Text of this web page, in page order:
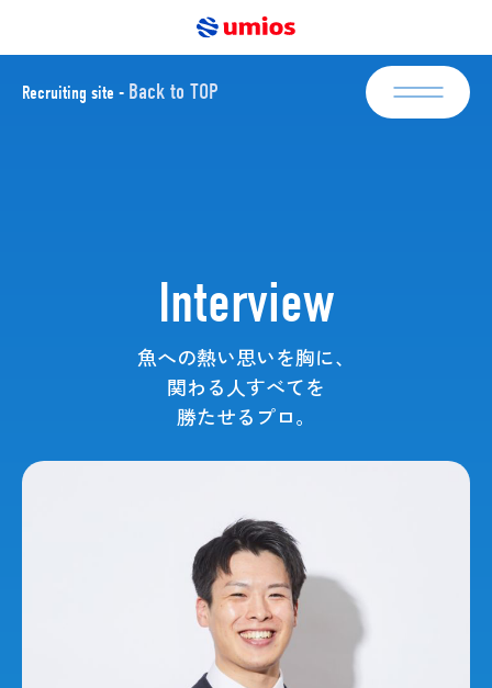
Recruiting site - Back to TOP
Interview
魚への熱い思いを胸に、
関わる人すべてを
勝たせるプロ。
Mid-career
エントリー